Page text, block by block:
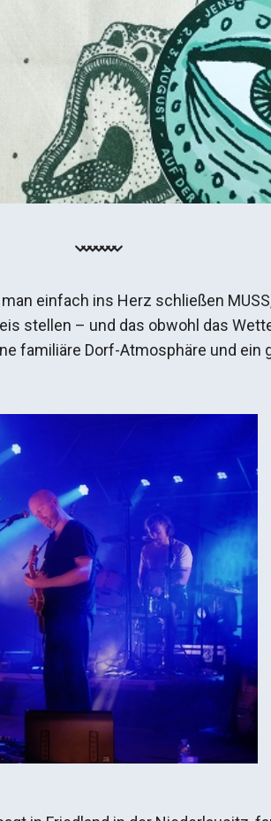
einfach ins Herz schließen
stellen – und das obwohl das
familiäre Dorf-Atmosphäre und